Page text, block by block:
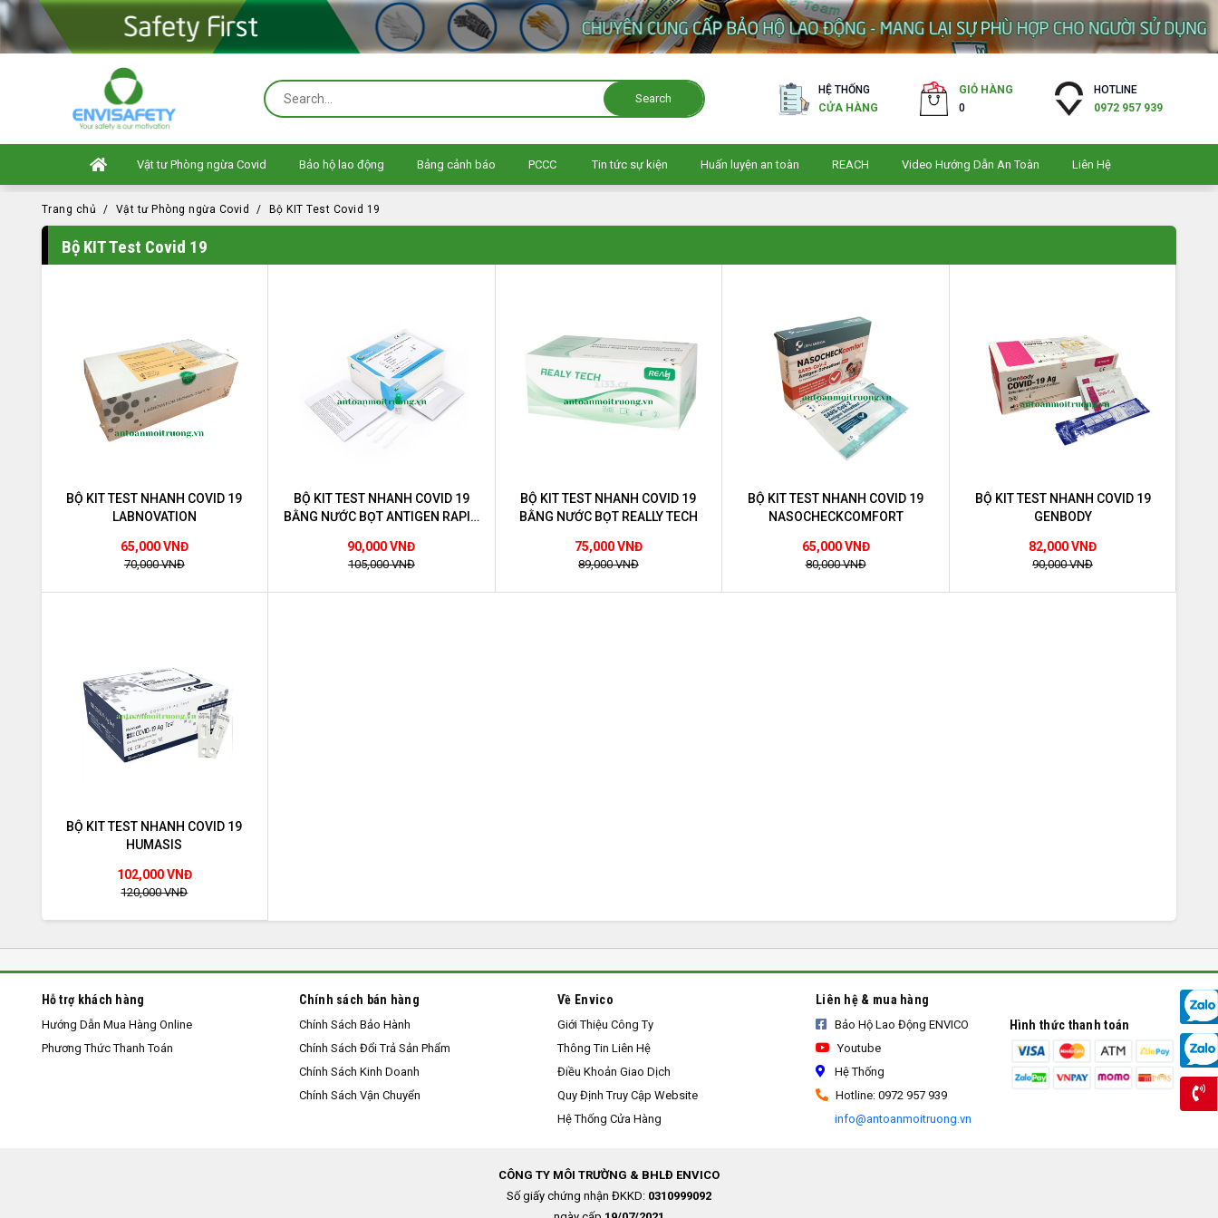
Search
HỆ THỐNG
CỬA HÀNG
GIỎ HÀNG
0
HOTLINE
0972 957 939
Vật tư Phòng ngừa Covid Bảo hộ lao động Bảng cảnh báo PCCC Tin tức sự kiện Huấn luyện an toàn REACH Video Hướng Dẫn An Toàn Liên Hệ
Trang chủ Vật tư Phòng ngừa Covid Bộ KIT Test Covid 19
Bộ KIT Test Covid 19
BỘ KIT TEST NHANH COVID 19
LABNOVATION
65,000 VNĐ
70,000 VNĐ
BỘ KIT TEST NHANH COVID 19
BẰNG NƯỚC BỌT ANTIGEN RAPID
90,000 VNĐ
105,000 VNĐ
BỘ KIT TEST NHANH COVID 19
BẰNG NƯỚC BỌT REALLY TECH
75,000 VNĐ
89,000 VNĐ
BỘ KIT TEST NHANH COVID 19
NASOCHECKCOMFORT
65,000 VNĐ
80,000 VNĐ
BỘ KIT TEST NHANH COVID 19
GENBODY
82,000 VNĐ
90,000 VNĐ
BỘ KIT TEST NHANH COVID 19
HUMASIS
102,000 VNĐ
120,000 VNĐ
Liên hệ & mua hàng
Bảo Hộ Lao Động ENVICO
Youtube
Hệ Thống
Hotline: 0972 957 939
info@antoanmoitruong.vn
Hình thức thanh toán
Hỗ trợ khách hàng
Hướng Dẫn Mua Hàng Online
Phương Thức Thanh Toán
Chính sách bán hàng
Chính Sách Bảo Hành
Chính Sách Đổi Trả Sản Phẩm
Chính Sách Kinh Doanh
Chính Sách Vận Chuyển
Về Envico
Giới Thiệu Công Ty
Thông Tin Liên Hệ
Điều Khoản Giao Dịch
Quy Định Truy Cập Website
Hệ Thống Cửa Hàng
CÔNG TY MÔI TRƯỜNG & BHLĐ ENVICO
Số giấy chứng nhận ĐKKD: 0310999092